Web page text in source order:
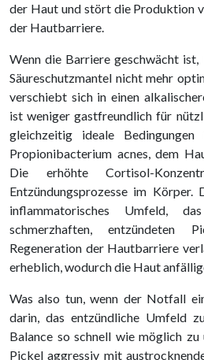
der Haut und stört die Produktion
der Hautbarriere.
Wenn die Barriere geschwächt ist,
Säureschutzmantel nicht mehr
verschiebt sich in einen
ist weniger gastfreundlich für
gleichzeitig ideale
Propionibacterium acnes, dem
Die erhöhte Cortisol-
Entzündungsprozesse im
inflammatorisches Umfeld,
schmerzhaften, entzündeten
Regeneration der Hautbarriere
erheblich, wodurch die Haut
Was also tun, wenn der Notfall
darin, das entzündliche Umfeld
Balance so schnell wie möglich
Pickel aggressiv mit